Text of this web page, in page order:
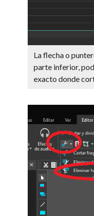
La flecha o
parte inferior,
exacto donde